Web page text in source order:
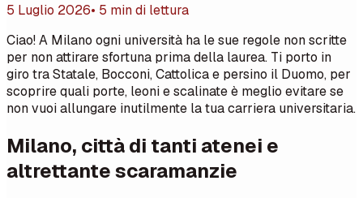
5 Luglio 2026• 5 min di lettura
Ciao! A Milano ogni università ha le sue regole non scritte
per non attirare sfortuna prima della laurea. Ti porto in
giro tra Statale, Bocconi, Cattolica e persino il Duomo, per
scoprire quali porte, leoni e scalinate è meglio evitare se
non vuoi allungare inutilmente la tua carriera universitaria.
Milano, città di tanti atenei e
altrettante scaramanzie